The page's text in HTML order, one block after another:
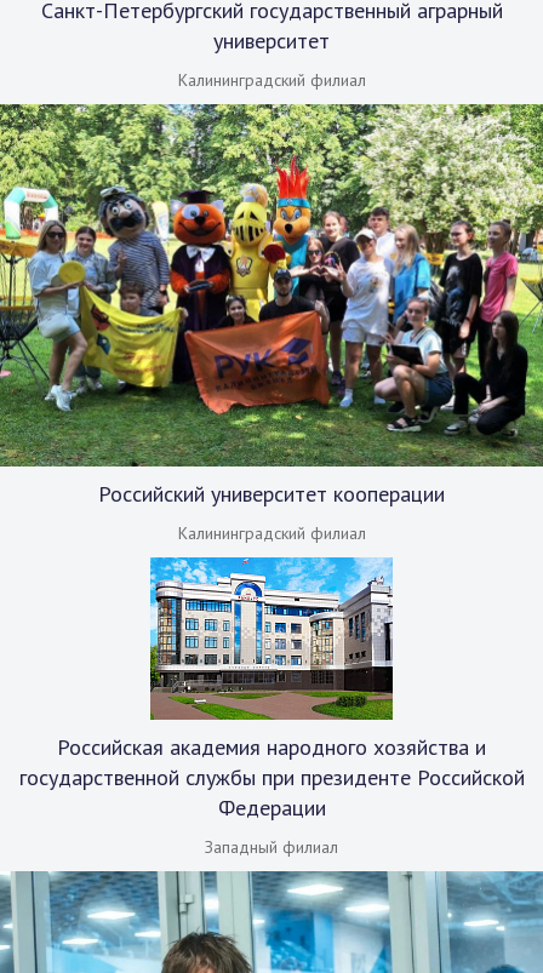
Санкт-Петербургский государственный аграрный
университет
Калининградский филиал
Российский университет кооперации
Калининградский филиал
Российская академия народного хозяйства и
государственной службы при президенте Российской
Федерации
Западный филиал